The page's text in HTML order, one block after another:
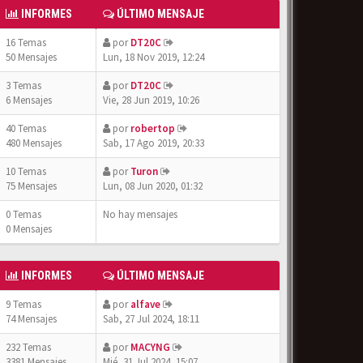
INFORMES ÚLTIMO MENSAJE
16 Temas
50 Mensajes
porDT20C
Lun, 18 Nov 2019, 12:24
3 Temas
6 Mensajes
porDT20C
Vie, 28 Jun 2019, 10:26
40 Temas
480 Mensajes
porrobertop
Sab, 17 Ago 2019, 20:33
10 Temas
75 Mensajes
porTuron
Lun, 08 Jun 2020, 01:32
0 Temas
0 Mensajes
No hay mensajes
INFORMES ÚLTIMO MENSAJE
9 Temas
74 Mensajes
poralfave
Sab, 27 Jul 2024, 18:11
232 Temas
porMACYNG